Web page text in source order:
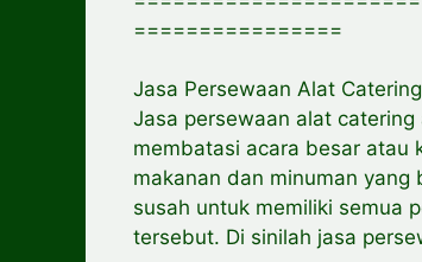
================
Jasa Persewaan Alat
Jasa persewaan alat
membatasi acara besar atau
makanan dan minuman yang
susah untuk memiliki semua
tersebut. Di sinilah jasa